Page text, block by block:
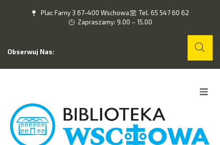
Plac Farny 3 67-400 Wschowa
Tel. 65 547 60 62
Zapraszamy: 9.00 – 15.00
Obserwuj Nas:
O nas